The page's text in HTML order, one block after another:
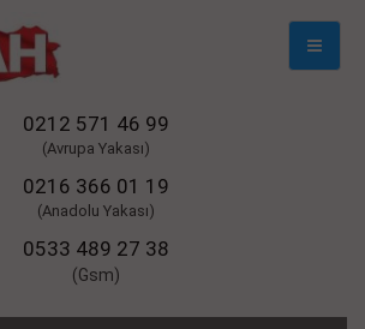
Mobil
0212 571 46 99
(Avrupa Yakası)
0216 366 01 19
(Anadolu Yakası)
0533 489 27 38
(Gsm)